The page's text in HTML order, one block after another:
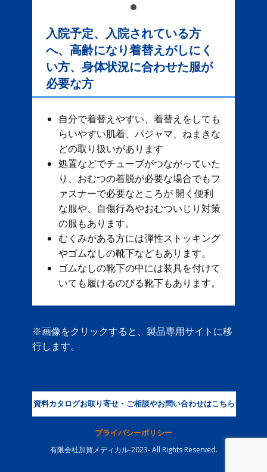
入院予定、入院されている方
へ、高齢になり着替えがしにく
い方、身体状況に合わせた服が
必要な方
自分で着替えやすい、着替えをしても
らいやすい肌着、パジャマ、ねまきな
どの取り扱いがあります
処置などでチューブがつながっていた
り、おむつの着脱が必要な場合でもフ
ァスナーで必要なところが 開く便利
な服や、自傷行為やおむついじり対策
の服もあります。
むくみがある方には弾性ストッキング
やゴムなしの靴下などもあります。
ゴムなしの靴下の中には装具を付けて
いても履けるのびる靴下もあります。
※画像をクリックすると、製品専用サイトに移
行します。
資料カタログお取り寄せ・ご相談やお問い合わせはこちら
プライバシーポリシー
有限会社加賀メディカル-2023- All Rights Reserved.